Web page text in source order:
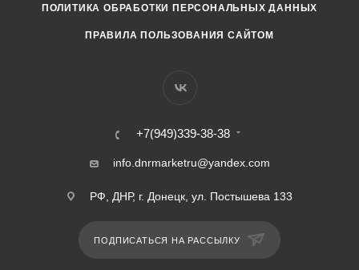
ПОЛИТИКА ОБРАБОТКИ ПЕРСОНАЛЬНЫХ ДАННЫХ
ПРАВИЛА ПОЛЬЗОВАНИЯ САЙТОМ
+7(949)339-38-38
info.dnrmarketru@yandex.com
РФ, ДНР, г. Донецк, ул. Постышева 133
ПОДПИСАТЬСЯ НА РАССЫЛКУ